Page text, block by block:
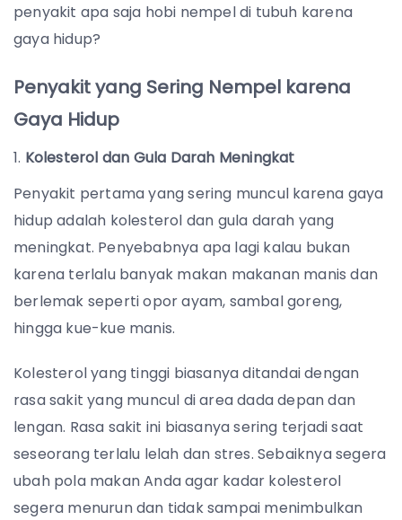
penyakit apa saja hobi nempel di tubuh karena
gaya hidup?
Penyakit yang Sering Nempel karena
Gaya Hidup
Kolesterol dan Gula Darah Meningkat
Penyakit pertama yang sering muncul karena gaya
hidup adalah kolesterol dan gula darah yang
meningkat. Penyebabnya apa lagi kalau bukan
karena terlalu banyak makan makanan manis dan
berlemak seperti opor ayam, sambal goreng,
hingga kue-kue manis.
Kolesterol yang tinggi biasanya ditandai dengan
rasa sakit yang muncul di area dada depan dan
lengan. Rasa sakit ini biasanya sering terjadi saat
seseorang terlalu lelah dan stres. Sebaiknya segera
ubah pola makan Anda agar kadar kolesterol
segera menurun dan tidak sampai menimbulkan